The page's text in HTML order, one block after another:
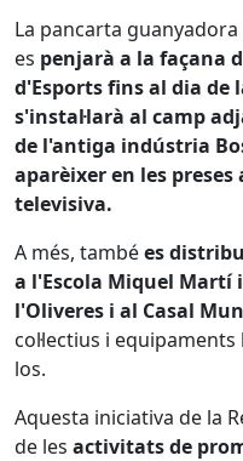
La pancarta
es penjarà a la façana
d'Esports fins al dia de
s'instal·larà al camp
de l'antiga indústria
aparèixer en les
televisiva.
A més, tambées
a l'Escola Miquel Martí
l'Oliveres i al Casal
col·lectius i
los.
Aquesta iniciativa de la
de les activitats de